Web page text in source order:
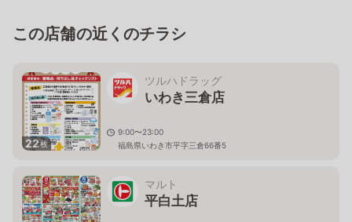
この店舗の近くのチラシ
22枚
ツルハドラッグ
いわき三倉店
9:00〜23:00
福島県いわき市平字三倉66番5
マルト
平白土店